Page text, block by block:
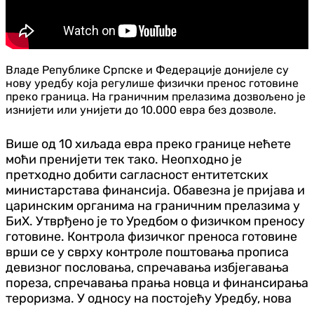
Владе Републике Српске и Федерације донијеле су
нову уредбу која регулише физички пренос готовине
преко граница. На граничним прелазима дозвољено је
изнијети или унијети до 10.000 евра без дозволе.
Више од 10 хиљада евра преко границе нећете
моћи пренијети тек тако. Неопходно је
претходно добити сагласност ентитетских
министарстава финансија. Обавезна је пријава и
царинским органима на граничним прелазима у
БиХ. Утврђено је то Уредбом о физичком преносу
готовине. Контрола физичког преноса готовине
врши се у сврху контроле поштовања прописа
девизног пословања, спречавања избјегавања
пореза, спречавања прања новца и финансирања
тероризма. У односу на постојећу Уредбу, новa